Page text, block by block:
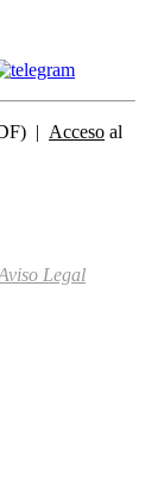
| Acceso al
Legal